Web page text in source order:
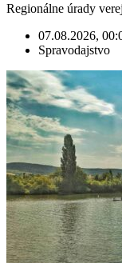
Regionálne úrady
07.08.2026,
Spravodajstvo